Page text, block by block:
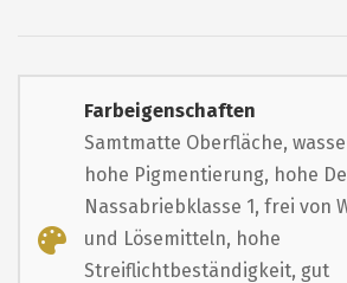
Farbeigenschaften
Samtmatte Oberfläche,
hohe Pigmentierung, hohe
Nassabriebklasse 1, frei von
und Lösemitteln, hohe
Streiflichtbeständigkeit, gut